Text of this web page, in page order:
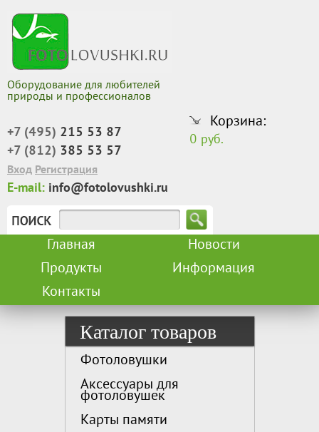
Оборудование для любителей
природы и профессионалов
+7 (495) 215 53 87
+7 (812) 385 53 57
Вход Регистрация
E-mail: info@fotolovushki.ru
Корзина:
0 руб.
Главная
Новости
Продукты
Информация
Контакты
Каталог товаров
Фотоловушки
Аксессуары для
фотоловушек
Карты памяти